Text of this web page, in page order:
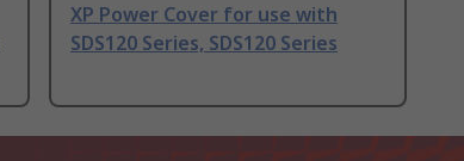
XP Power Cover for use with
SDS120 Series, SDS120 Series